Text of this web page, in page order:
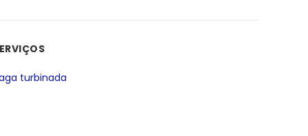
turbinada